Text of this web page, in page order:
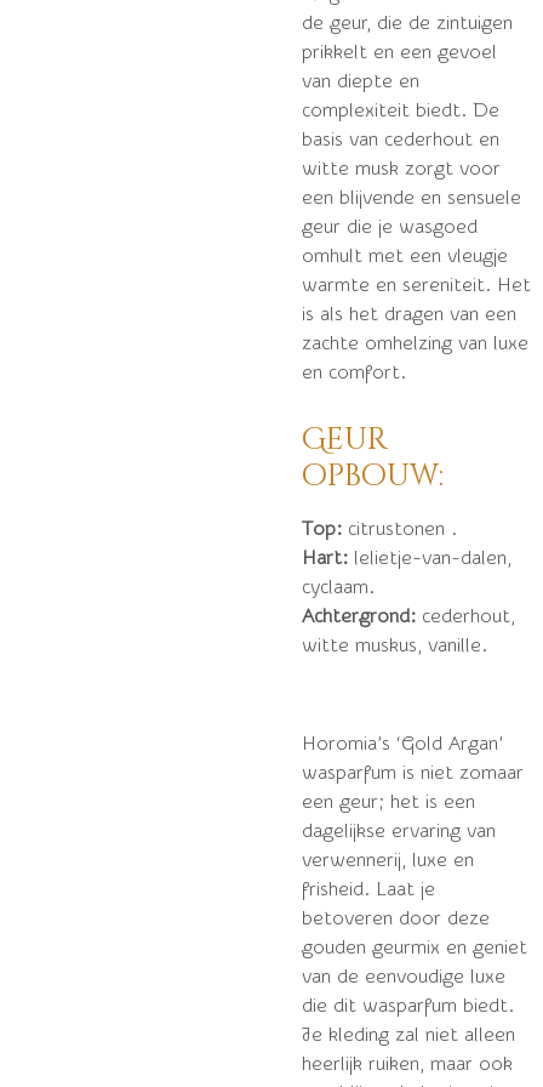
de geur, die de zintuigen
prikkelt en een gevoel
van diepte en
complexiteit biedt. De
basis van cederhout en
witte musk zorgt voor
een blijvende en sensuele
geur die je wasgoed
omhult met een vleugje
warmte en sereniteit. Het
is als het dragen van een
zachte omhelzing van luxe
en comfort.
Geur
opbouw:
Top: citrustonen .
Hart: lelietje-van-dalen,
cyclaam.
Achtergrond: cederhout,
witte muskus, vanille.
Horomia’s ‘Gold Argan’
wasparfum is niet zomaar
een geur; het is een
dagelijkse ervaring van
verwennerij, luxe en
frisheid. Laat je
betoveren door deze
gouden geurmix en geniet
van de eenvoudige luxe
die dit wasparfum biedt.
Je kleding zal niet alleen
heerlijk ruiken, maar ook